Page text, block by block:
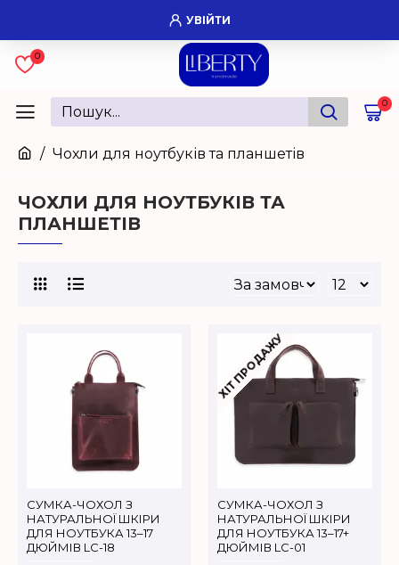
УВІЙТИ
0
0
Чохли для ноутбуків та планшетів
ЧОХЛИ ДЛЯ НОУТБУКІВ ТА
ПЛАНШЕТІВ
СУМКА-ЧОХОЛ З
НАТУРАЛЬНОЇ ШКІРИ
ДЛЯ НОУТБУКА 13–17
ДЮЙМІВ LC-18
ХІТ ПРОДАЖУ
СУМКА-ЧОХОЛ З
НАТУРАЛЬНОЇ ШКІРИ
ДЛЯ НОУТБУКА 13–17+
ДЮЙМІВ LC-01